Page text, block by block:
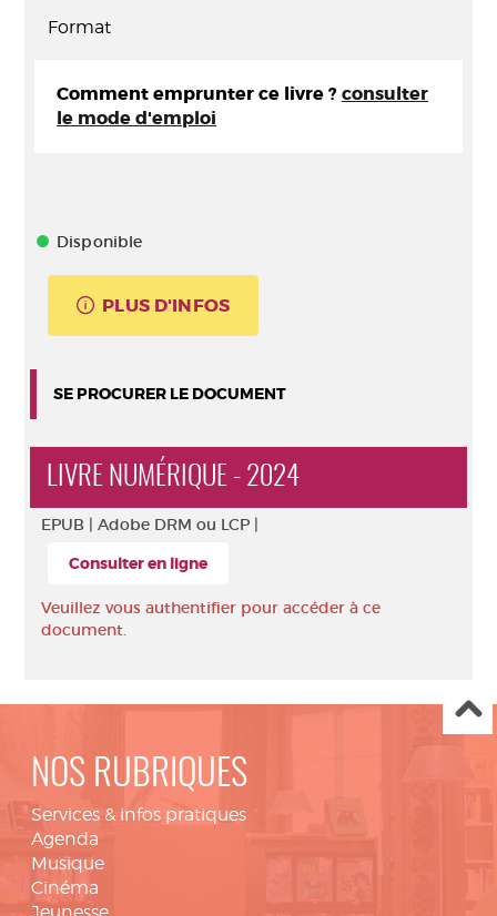
Format
Comment emprunter ce livre ? consulter
le mode d'emploi
Disponible
PLUS D'INFOS
SE PROCURER LE DOCUMENT
LIVRE NUMÉRIQUE - 2024
EPUB | Adobe DRM ou LCP |
Consulter en ligne
Veuillez vous authentifier pour accéder à ce
document.
NOS RUBRIQUES
Services & infos pratiques
Agenda
Musique
Cinéma